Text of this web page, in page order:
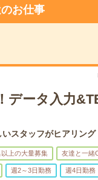
お仕事
データ入力
スタッフがヒアリング
以上の大量募集 友達と一緒
週2～3日勤務 週4日勤務